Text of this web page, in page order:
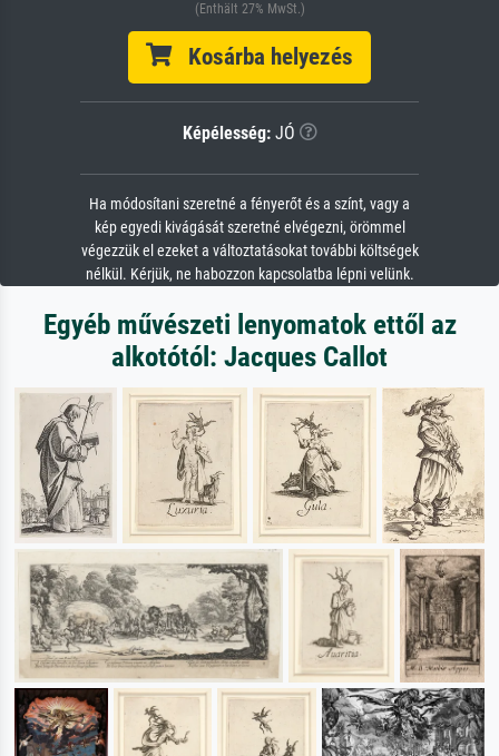
(Enthält 27% MwSt.)
Kosárba helyezés
Képélesség:JÓ
Ha módosítani szeretné a fényerőt és a színt, vagy a
kép egyedi kivágását szeretné elvégezni, örömmel
végezzük el ezeket a változtatásokat további költségek
nélkül. Kérjük, ne habozzon kapcsolatba lépni velünk.
Egyéb művészeti lenyomatok ettől az
alkotótól: Jacques Callot